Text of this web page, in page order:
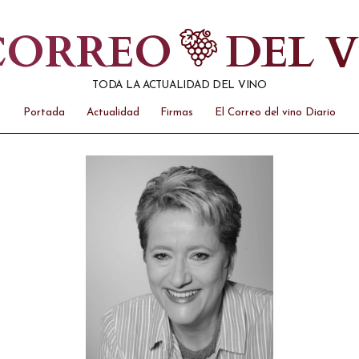
DEL
TODA LA ACTUALIDAD DEL VINO
Portada Actualidad Firmas El Correo del vino Diario